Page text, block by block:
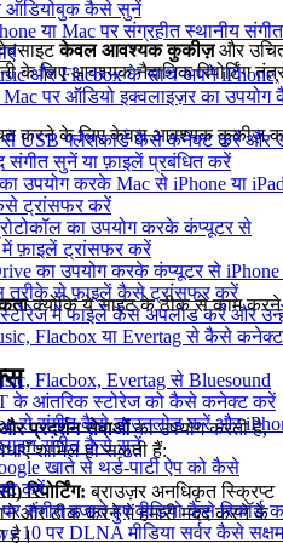
ऑडियोबुक कैसे सुनें
या Mac पर संग्रहीत स्थानीय संगीत
और Flacbox के साथ अपने iPhone,
Mac पर ऑडियो इक्वलाइज़र का उपयोग
से USB फ्लैशकार्ड कैसे कनेक्ट करें और
संगीत सुनें या फ़ाइलें प्रबंधित करें
उपयोग करके Mac से iPhone या
ट्रांसफर करें
का उपयोग करके कंप्यूटर से
में फ़ाइलें ट्रांसफर करें
का उपयोग करके कंप्यूटर से iPhone
तरीके से फ़ाइलें कैसे ट्रांसफर करें
में फाइलें कैसे अपलोड करें और
Flacbox या Evertag से कैसे कनेक्ट
Flacbox, Evertag से Bluesound
के आंतरिक स्टोरेज को कैसे कनेक्ट करें
से संगीत कैसे डाउनलोड करें और
संगीत कैसे सुनें
खाते से थर्ड-पार्टी ऐप को कैसे
करें
संगीत बजाते हुए वीडियो कैसे रिकॉर्ड
10 पर DLNA मीडिया सर्वर कैसे सक्षम
केवल आवश्यक कुकीज़और
के लिए आवश्यक नैदानिक रिपोर्टिंग
करने के लिए केवल आवश्यक कुकीज़
क्योंकि ये साइट के ठीक से काम करने
प्रदर्शन सेवाओंका उपयोग करती है,
शामिल हो सकती हैं:
रिपोर्टिंग: ब्राउज़र अनधिकृत स्क्रिप्ट
और ठीक करने में हमारी मदद करने के
है।